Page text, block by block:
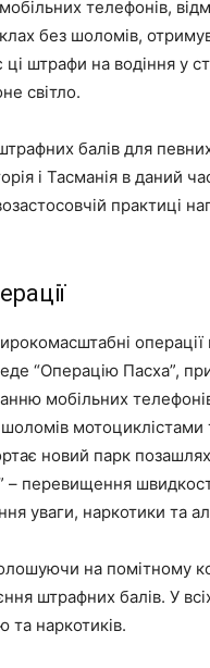
телефонів,
без шоломів,
штрафи на водіння у
світло.
балів для
і Тасманія в даний
практиці
операції
“Операцію Пасха”,
мобільних
мотоциклістами
новий парк
– перевищення
уваги, наркотики та
на помітному
штрафних балів. У
та наркотиків.